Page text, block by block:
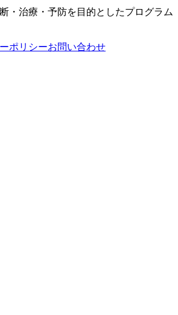
・治療・予防を目的としたプログラム
ポリシーお問い合わせ